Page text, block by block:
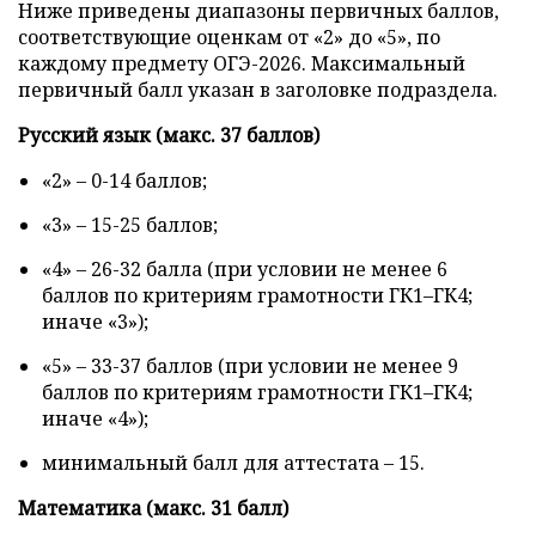
Ниже приведены диапазоны первичных баллов,
соответствующие оценкам от «2» до «5», по
каждому предмету ОГЭ-2026. Максимальный
первичный балл указан в заголовке подраздела.
Русский язык (макс. 37 баллов)
«2» – 0-14 баллов;
«3» – 15-25 баллов;
«4» – 26-32 балла (при условии не менее 6
баллов по критериям грамотности ГК1–ГК4;
иначе «3»);
«5» – 33-37 баллов (при условии не менее 9
баллов по критериям грамотности ГК1–ГК4;
иначе «4»);
минимальный балл для аттестата – 15.
Математика (макс. 31 балл)